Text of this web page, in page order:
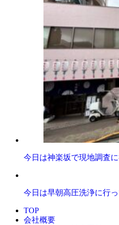
今日は神楽坂で現地調査
今日は早朝高圧洗浄に行
TOP
会社概要